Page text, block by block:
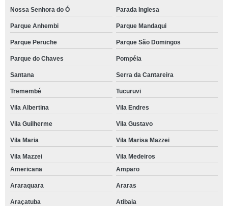
Nossa Senhora do Ó Parada Inglesa
Parque Anhembi Parque Mandaqui
Parque Peruche Parque São Domingos
Parque do Chaves Pompéia
Santana Serra da Cantareira
Tremembé Tucuruvi
Vila Albertina Vila Endres
Vila Guilherme Vila Gustavo
Vila Maria Vila Marisa Mazzei
Vila Mazzei
Vila Medeiros
Americana
Amparo
Araraquara Araras
Araçatuba Atibaia